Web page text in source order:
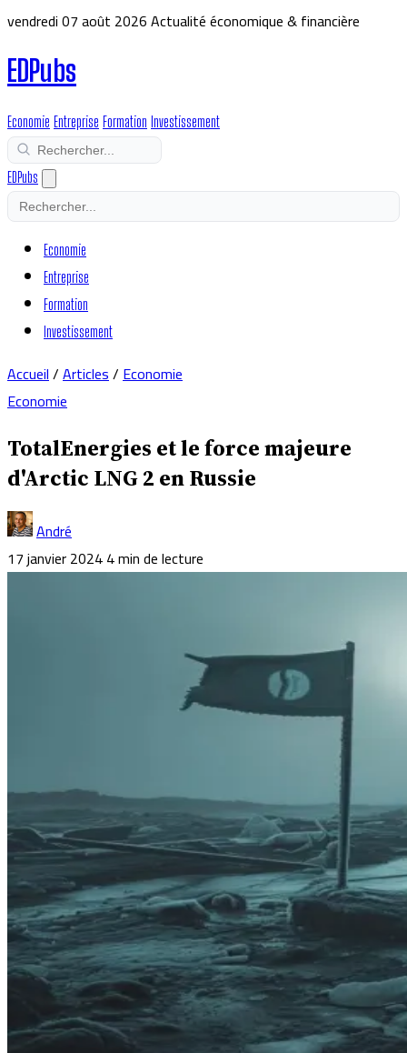
vendredi 07 août 2026Actualité économique & financière
EDPubs
Economie Entreprise Formation Investissement
EDPubs
Economie
Entreprise
Formation
Investissement
Accueil/Articles/Economie
Economie
TotalEnergies et le force majeure
d'Arctic LNG 2 en Russie
André
17 janvier 20244 min de lecture